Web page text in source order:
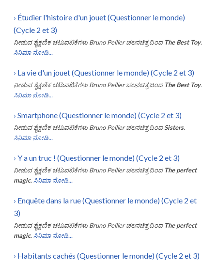
› Étudier l'histoire d'un jouet (Questionner le monde)
(Cycle 2 et 3)
ನೀಡುವ ಶೈಕ್ಷಣಿಕ ಚಟುವಟಿಕೆಗಳು Bruno Pellier ಚಲನಚಿತ್ರದಿಂದ The Best Toy.
ಸಿನಿಮಾ ನೋಡಿ...
› La vie d'un jouet (Questionner le monde) (Cycle 2 et 3)
ನೀಡುವ ಶೈಕ್ಷಣಿಕ ಚಟುವಟಿಕೆಗಳು Bruno Pellier ಚಲನಚಿತ್ರದಿಂದ The Best Toy.
ಸಿನಿಮಾ ನೋಡಿ...
› Smartphone (Questionner le monde) (Cycle 2 et 3)
ನೀಡುವ ಶೈಕ್ಷಣಿಕ ಚಟುವಟಿಕೆಗಳು Bruno Pellier ಚಲನಚಿತ್ರದಿಂದSisters.
ಸಿನಿಮಾ ನೋಡಿ...
› Y a un truc ! (Questionner le monde) (Cycle 2 et 3)
ನೀಡುವ ಶೈಕ್ಷಣಿಕ ಚಟುವಟಿಕೆಗಳು Bruno Pellier ಚಲನಚಿತ್ರದಿಂದ The perfect
magic. ಸಿನಿಮಾ ನೋಡಿ...
› Enquête dans la rue (Questionner le monde) (Cycle 2 et
3)
ನೀಡುವ ಶೈಕ್ಷಣಿಕ ಚಟುವಟಿಕೆಗಳು Bruno Pellier ಚಲನಚಿತ್ರದಿಂದ The perfect
magic. ಸಿನಿಮಾ ನೋಡಿ...
› Habitants cachés (Questionner le monde) (Cycle 2 et 3)